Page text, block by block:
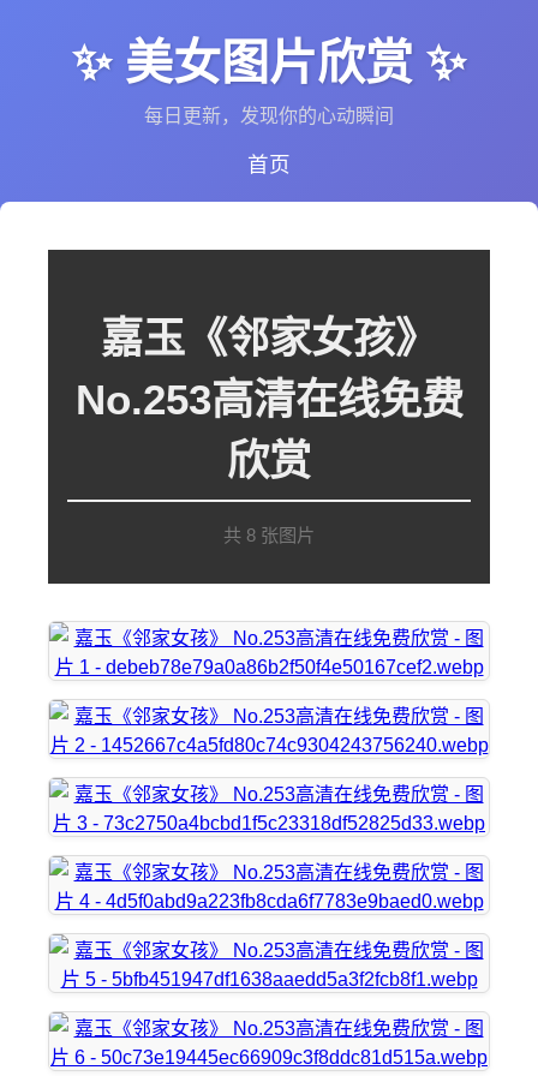
✨ 美女图片欣赏 ✨
每日更新，发现你的心动瞬间
首页
嘉玉《邻家女孩》
No.253高清在线免费
欣赏
共 8 张图片